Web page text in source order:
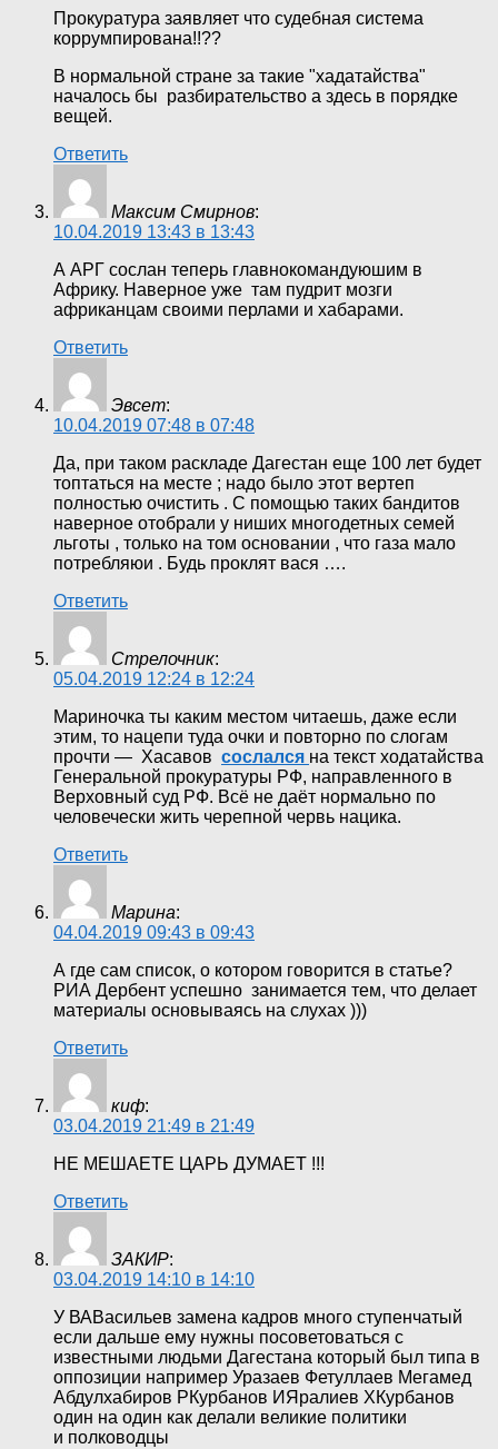
Прокуратура заявляет что судебная система
коррумпирована!!??
В нормальной стране за такие "хадатайства"
началось бы разбирательство а здесь в порядке
вещей.
Ответить
Максим Смирнов:
10.04.2019 13:43 в 13:43
А АРГ сослан теперь главнокомандуюшим в
Африку. Наверное уже там пудрит мозги
африканцам своими перлами и хабарами.
Ответить
Эвсет:
10.04.2019 07:48 в 07:48
Да, при таком раскладе Дагестан еще 100 лет будет
топтаться на месте ; надо было этот вертеп
полностью очистить . С помощью таких бандитов
наверное отобрали у ниших многодетных семей
льготы , только на том основании , что газа мало
потребляюи . Будь проклят вася ….
Ответить
Стрелочник:
05.04.2019 12:24 в 12:24
Мариночка ты каким местом читаешь, даже если
этим, то нацепи туда очки и повторно по слогам
прочти — Хасавов сослался на текст ходатайства
Генеральной прокуратуры РФ, направленного в
Верховный суд РФ. Всё не даёт нормально по
человечески жить черепной червь нацика.
Ответить
Марина:
04.04.2019 09:43 в 09:43
А где сам список, о котором говорится в статье?
РИА Дербент успешно занимается тем, что делает
материалы основываясь на слухах )))
Ответить
киф:
03.04.2019 21:49 в 21:49
НЕ МЕШАЕТЕ ЦАРЬ ДУМАЕТ !!!
Ответить
ЗАКИР:
03.04.2019 14:10 в 14:10
У ВАВасильев замена кадров много ступенчатый
если дальше ему нужны посоветоваться с
известными людьми Дагестана который был типа в
оппозиции например Уразаев Фетуллаев Мегамед
Абдулхабиров РКурбанов ИЯралиев ХКурбанов
один на один как делали великие политики
и полководцы